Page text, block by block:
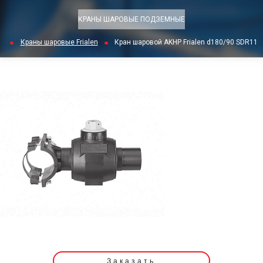
КРАНЫ ШАРОВЫЕ ПОДЗЕМНЫЕ
Краны шаровые Frialen Кран шаровой АKHР Frialen d180/90 SDR11